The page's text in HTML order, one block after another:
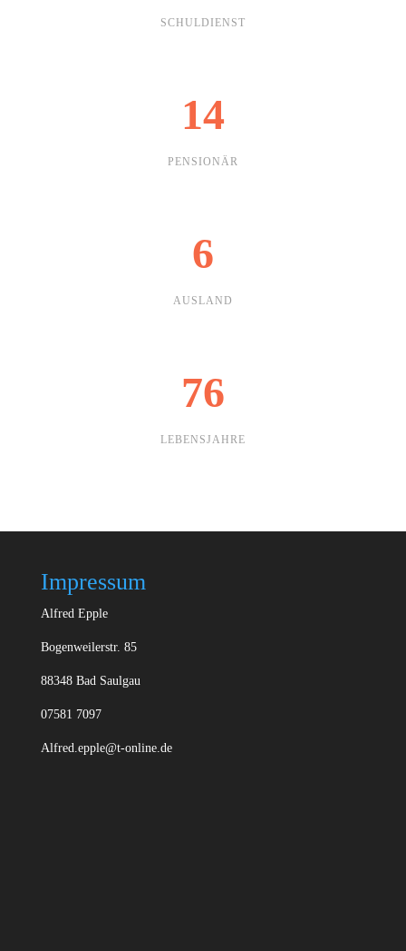
SCHULDIENST
14
PENSIONÄR
6
AUSLAND
76
LEBENSJAHRE
Impressum
Alfred Epple
Bogenweilerstr. 85
88348 Bad Saulgau
07581 7097
Alfred.epple@t-online.de